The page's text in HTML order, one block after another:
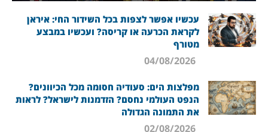
עכשיו אפשר לצפות בכל השידור החי: איראן
לקראת הכרעה או קריסה? ועכשיו במבצע
מטורף
מפלצות הים: סעודיה חסומה מכל הכיוונים?
הנפט העולמי נחסם? הזדמנות לישראל? לראות
את התמונה הגדולה